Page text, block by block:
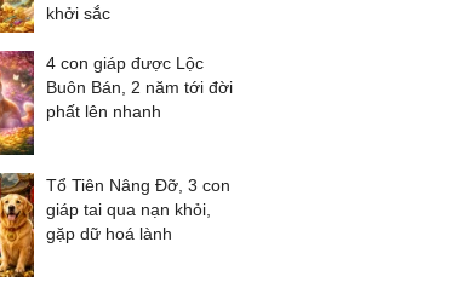
khởi sắc
4 con giáp được Lộc
Buôn Bán, 2 năm tới đời
phất lên nhanh
Tổ Tiên Nâng Đỡ, 3 con
giáp tai qua nạn khỏi,
gặp dữ hoá lành